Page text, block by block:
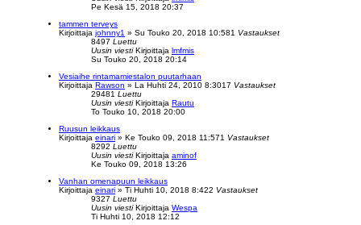
Pe Kesä 15, 2018 20:37
tammen terveys
Kirjoittaja johnny1 » Su Touko 20, 2018 10:581 Vastaukset
8497 Luettu
Uusin viesti Kirjoittaja lmfmis
Su Touko 20, 2018 20:14
Vesiaihe rintamamiestalon puutarhaan
Kirjoittaja Rawson » La Huhti 24, 2010 8:3017 Vastaukset
29481 Luettu
Uusin viesti Kirjoittaja Rautu
To Touko 10, 2018 20:00
Ruusun leikkaus
Kirjoittaja einari » Ke Touko 09, 2018 11:571 Vastaukset
8292 Luettu
Uusin viesti Kirjoittaja aminof
Ke Touko 09, 2018 13:26
Vanhan omenapuun leikkaus
Kirjoittaja einari » Ti Huhti 10, 2018 8:422 Vastaukset
9327 Luettu
Uusin viesti Kirjoittaja Wespa
Ti Huhti 10, 2018 12:12